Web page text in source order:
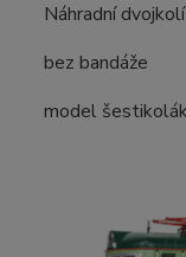
Náhradní
bez bandáže
model